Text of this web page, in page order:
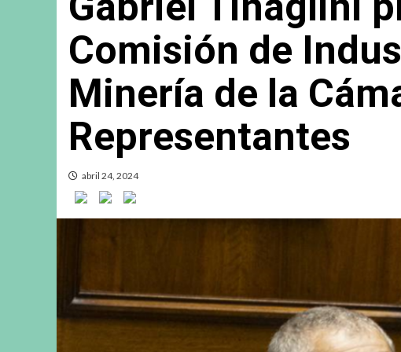
Comisión de
Minería de la
Representantes
abril 24, 2024